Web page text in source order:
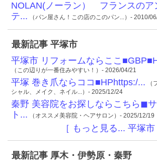
NOLAN(ノーラン） フランスのア
テ... （パン屋さん！この店のこのパン...）- 2010/
最新記事 平塚市
平塚市 リフォームならここ
（この辺りが一番住みやすい！）- 2026/04/21
平塚 巻き爪ならココ■HPhttps:/... （
シャル、メイク、ネイル...）- 2025/12/24
秦野 美容院をお探しならこちら◼︎
ト... （オススメ美容院・ヘアサロン）- 2025/12/19
［ もっと見る... 平塚市
最新記事 厚木・伊勢原・秦野